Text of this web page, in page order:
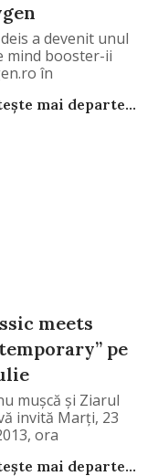
a devenit unul
mind booster-ii
în
mai departe...
meets
pe
muşcă și Ziarul
invită Marți, 23
ora
mai departe...